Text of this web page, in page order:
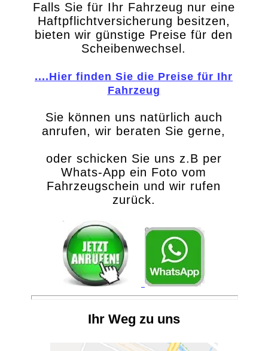
Falls Sie für Ihr Fahrzeug nur eine
Haftpflichtversicherung besitzen,
bieten wir günstige Preise für den
Scheibenwechsel.
....Hier finden Sie die Preise für Ihr
Fahrzeug
Sie können uns natürlich auch
anrufen, wir beraten Sie gerne,
oder schicken Sie uns z.B per
Whats-App ein Foto vom
Fahrzeugschein und wir rufen
zurück.
Ihr Weg zu uns